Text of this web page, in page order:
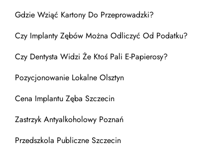
Gdzie Wziąć Kartony Do Przeprowadzki?
Czy Implanty Zębów Można Odliczyć Od Podatku?
Czy Dentysta Widzi Że Ktoś Pali E-Papierosy?
Pozycjonowanie Lokalne Olsztyn
Cena Implantu Zęba Szczecin
Zastrzyk Antyalkoholowy Poznań
Przedszkola Publiczne Szczecin